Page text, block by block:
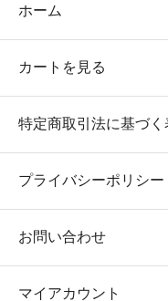
ホーム
カートを見る
特定商取引法に基づく
プライバシーポリシー
お問い合わせ
マイアカウント